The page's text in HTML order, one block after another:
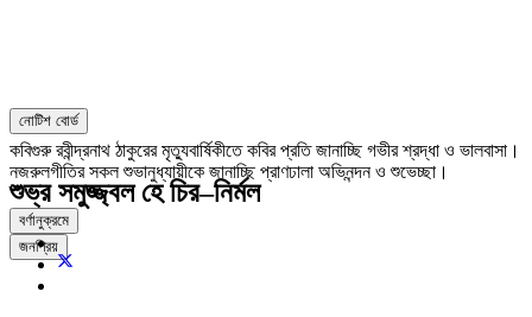
নোটিশ বোর্ড
কবিগুরু রবীন্দ্রনাথ ঠাকুরের মৃত্যুবার্ষিকীতে কবির প্রতি জানাচ্ছি গভীর শ্রদ্ধা ও ভালবাসা।
নজরুলগীতির সকল শুভানুধ্যায়ীকে জানাচ্ছি প্রাণঢালা অভিনন্দন ও শুভেচ্ছা।
বর্ণানুক্রমে
জনপ্রিয়
শুভ্র সমুজ্জ্বল হে চির–নির্মল